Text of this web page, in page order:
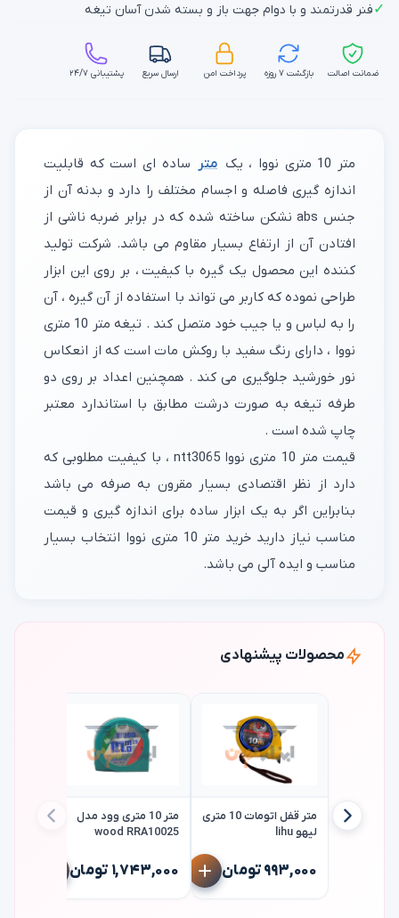
✓فنر قدرتمند و با دوام جهت باز و بسته شدن آسان تیغه
ضمانت اصالت بازگشت ۷ روزه پرداخت امن ارسال سریع پشتیبانی ۲۴/۷
متر 10 متری نووا ، یک متر ساده ای است که قابلیت
اندازه گیری فاصله و اجسام مختلف را دارد و بدنه آن از
جنس abs نشکن ساخته شده که در برابر ضربه ناشی از
افتادن آن از ارتفاع بسیار مقاوم می باشد. شرکت تولید
کننده این محصول یک گیره با کیفیت ، بر روی این ابزار
طراحی نموده که کاربر می تواند با استفاده از آن گیره ، آن
را به لباس و یا جیب خود متصل کند . تیغه متر 10 متری
نووا ، دارای رنگ سفید با روکش مات است که از انعکاس
نور خورشید جلوگیری می کند . همچنین اعداد بر روی دو
طرفه تیغه به صورت درشت مطابق با استاندارد معتبر
چاپ شده است .
قیمت متر 10 متری نووا ntt3065 ، با کیفیت مطلوبی که
دارد از نظر اقتصادی بسیار مقرون به صرفه می باشد
بنابراین اگر به یک ابزار ساده برای اندازه گیری و قیمت
مناسب نیاز دارید خرید متر 10 متری نووا انتخاب بسیار
مناسب و ایده آلی می باشد.
محصولات پیشنهادی
متر قفل اتومات 10 متری
لیهو lihu
۹۹۳,۰۰۰ تومان
متر 10 متری وود مدل
wood RRA10025
۱,۷۴۳,۰۰۰ تومان